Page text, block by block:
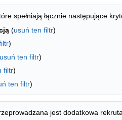
spełniają łącznie następujące
(usuń ten filtr)
)
usuń ten filtr)
filtr)
ten filtr)
jest dodatkowa